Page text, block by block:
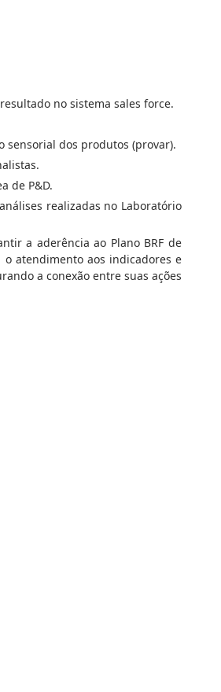
no sistema sales force.
sensorial dos produtos (provar).
de P&D.
realizadas no Laboratório
a aderência ao Plano BRF de
atendimento aos indicadores e
a conexão entre suas ações